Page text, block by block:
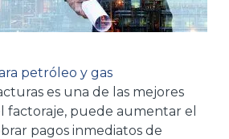
petróleo y gas
es una de las mejores
factoraje, puede aumentar el
pagos inmediatos de